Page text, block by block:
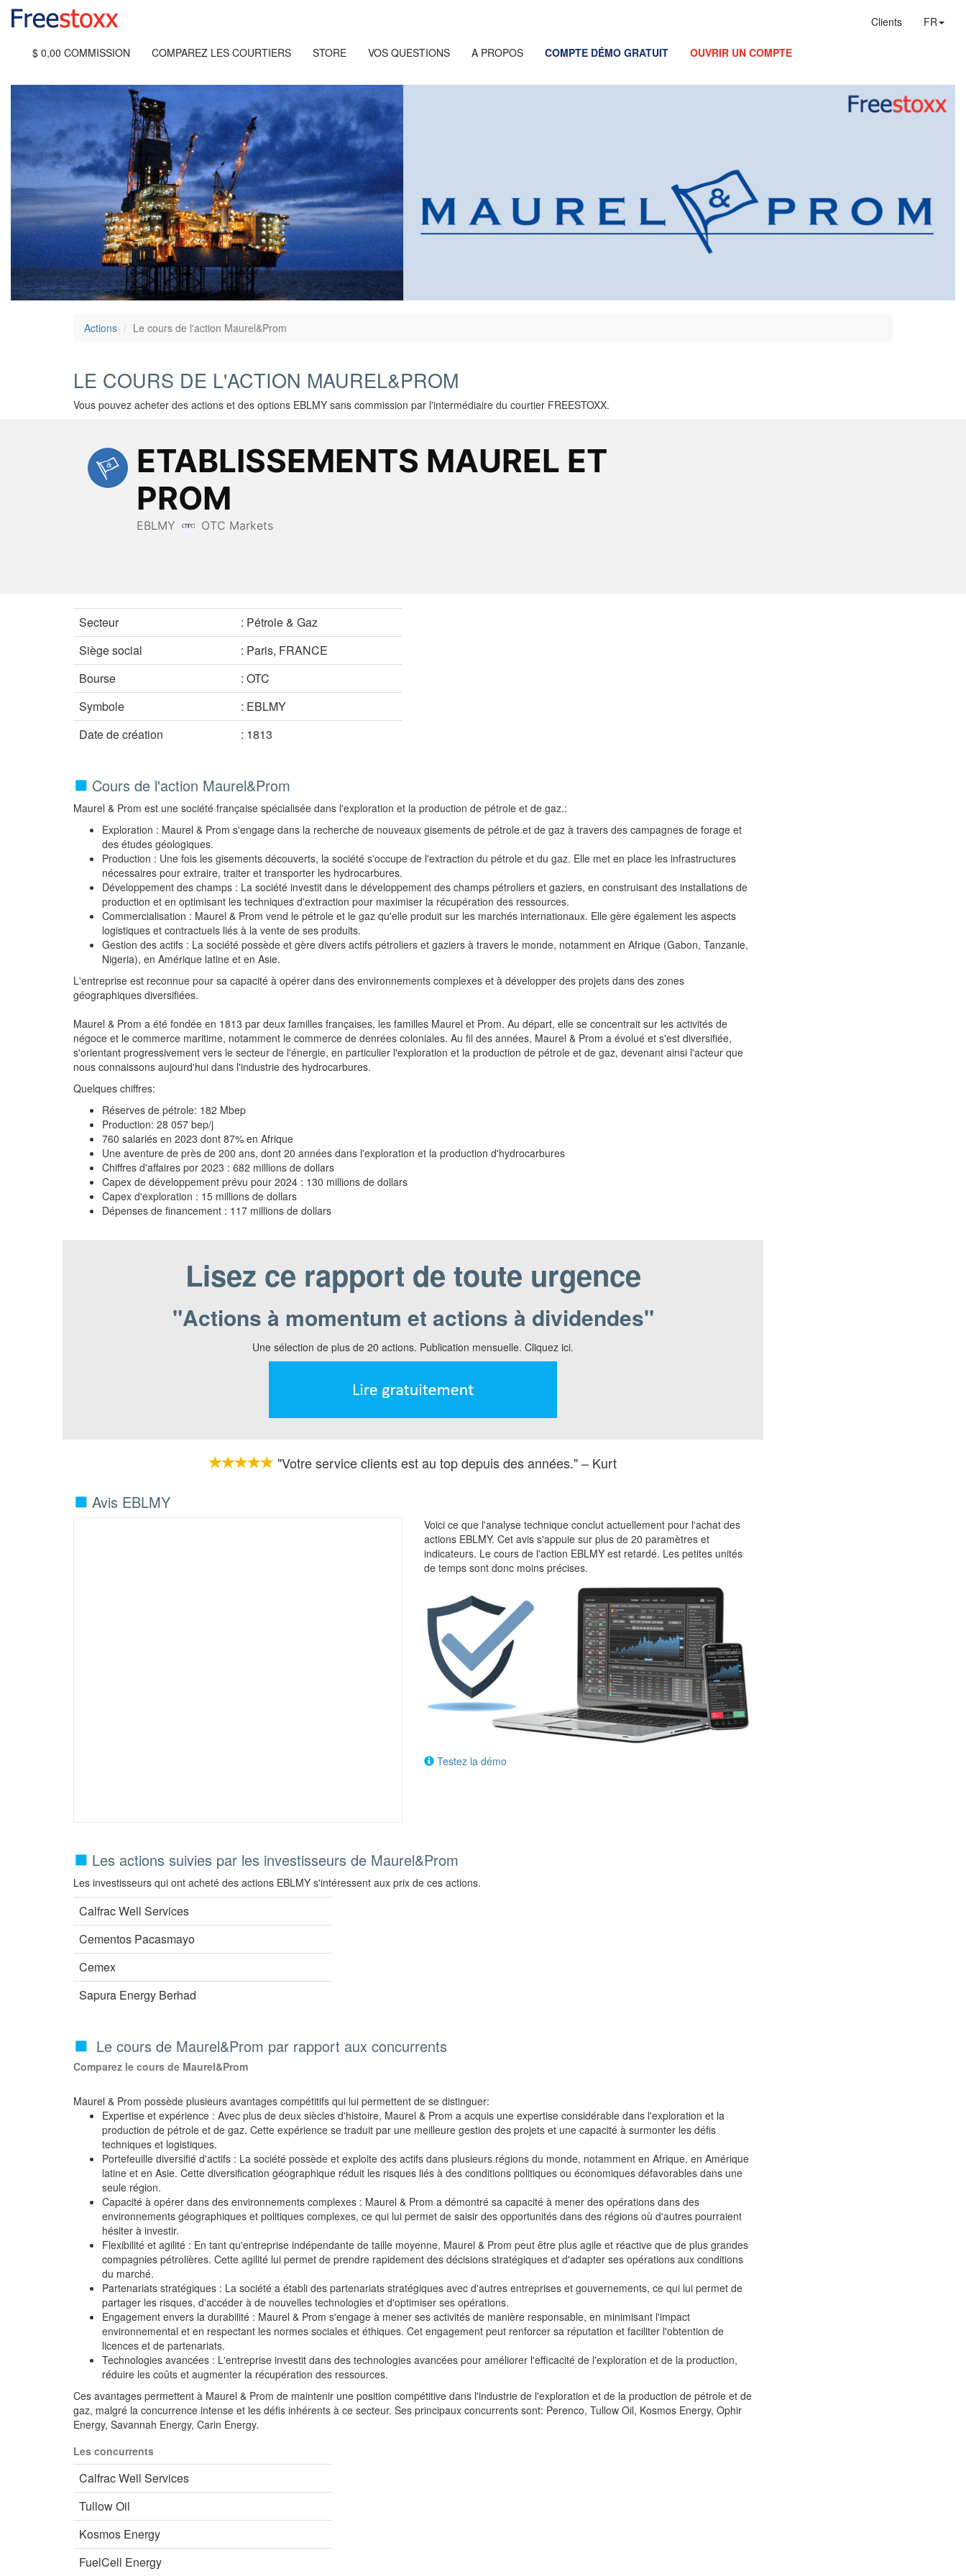
Clients FR
$ 0,00 COMMISSION COMPAREZ LES COURTIERS STORE VOS QUESTIONS A PROPOS COMPTE DÉMO GRATUIT OUVRIR UN COMPTE
Actions Le cours de l'action Maurel&Prom
LE COURS DE L'ACTION MAUREL&PROM
Vous pouvez acheter des actions et des options EBLMY sans commission par l'intermédiaire du courtier FREESTOXX.
Secteur
: Pétrole & Gaz
Siège social
: Paris, FRANCE
Bourse
: OTC
Symbole
: EBLMY
Date de création
: 1813
Cours de l'action Maurel&Prom
Maurel & Prom est une société française spécialisée dans l'exploration et la production de pétrole et de gaz.:
Exploration : Maurel & Prom s'engage dans la recherche de nouveaux gisements de pétrole et de gaz à travers des campagnes de forage et
des études géologiques.
Production : Une fois les gisements découverts, la société s'occupe de l'extraction du pétrole et du gaz. Elle met en place les infrastructures
nécessaires pour extraire, traiter et transporter les hydrocarbures.
Développement des champs : La société investit dans le développement des champs pétroliers et gaziers, en construisant des installations de
production et en optimisant les techniques d'extraction pour maximiser la récupération des ressources.
Commercialisation : Maurel & Prom vend le pétrole et le gaz qu'elle produit sur les marchés internationaux. Elle gère également les aspects
logistiques et contractuels liés à la vente de ses produits.
Gestion des actifs : La société possède et gère divers actifs pétroliers et gaziers à travers le monde, notamment en Afrique (Gabon, Tanzanie,
Nigeria), en Amérique latine et en Asie.
L'entreprise est reconnue pour sa capacité à opérer dans des environnements complexes et à développer des projets dans des zones
géographiques diversifiées.
Maurel & Prom a été fondée en 1813 par deux familles françaises, les familles Maurel et Prom. Au départ, elle se concentrait sur les activités de
négoce et le commerce maritime, notamment le commerce de denrées coloniales. Au fil des années, Maurel & Prom a évolué et s'est diversifiée,
s'orientant progressivement vers le secteur de l'énergie, en particulier l'exploration et la production de pétrole et de gaz, devenant ainsi l'acteur que
nous connaissons aujourd'hui dans l'industrie des hydrocarbures.
Quelques chiffres:
Réserves de pétrole: 182 Mbep
Production: 28 057 bep/j
760 salariés en 2023 dont 87% en Afrique
Une aventure de près de 200 ans, dont 20 années dans l'exploration et la production d'hydrocarbures
Chiffres d'affaires por 2023 : 682 millions de dollars
Capex de développement prévu pour 2024 : 130 millions de dollars
Capex d'exploration : 15 millions de dollars
Dépenses de financement : 117 millions de dollars
Lisez ce rapport de toute urgence
"Actions à momentum et actions à dividendes"
Une sélection de plus de 20 actions. Publication mensuelle. Cliquez ici.
"Votre service clients est au top depuis des années." – Kurt
Avis EBLMY
Voici ce que l'analyse technique conclut actuellement pour l'achat des
actions EBLMY. Cet avis s'appuie sur plus de 20 paramètres et
indicateurs. Le cours de l'action EBLMY est retardé. Les petites unités
de temps sont donc moins précises.
Testez la démo
Les actions suivies par les investisseurs de Maurel&Prom
Les investisseurs qui ont acheté des actions EBLMY s'intéressent aux prix de ces actions.
Calfrac Well Services
Cementos Pacasmayo
Cemex
Sapura Energy Berhad
Le cours de Maurel&Prom par rapport aux concurrents
Comparez le cours de Maurel&Prom
Maurel & Prom possède plusieurs avantages compétitifs qui lui permettent de se distinguer:
Expertise et expérience : Avec plus de deux siècles d'histoire, Maurel & Prom a acquis une expertise considérable dans l'exploration et la
production de pétrole et de gaz. Cette expérience se traduit par une meilleure gestion des projets et une capacité à surmonter les défis
techniques et logistiques.
Portefeuille diversifié d'actifs : La société possède et exploite des actifs dans plusieurs régions du monde, notamment en Afrique, en Amérique
latine et en Asie. Cette diversification géographique réduit les risques liés à des conditions politiques ou économiques défavorables dans une
seule région.
Capacité à opérer dans des environnements complexes : Maurel & Prom a démontré sa capacité à mener des opérations dans des
environnements géographiques et politiques complexes, ce qui lui permet de saisir des opportunités dans des régions où d'autres pourraient
hésiter à investir.
Flexibilité et agilité : En tant qu'entreprise indépendante de taille moyenne, Maurel & Prom peut être plus agile et réactive que de plus grandes
compagnies pétrolières. Cette agilité lui permet de prendre rapidement des décisions stratégiques et d'adapter ses opérations aux conditions
du marché.
Partenariats stratégiques : La société a établi des partenariats stratégiques avec d'autres entreprises et gouvernements, ce qui lui permet de
partager les risques, d'accéder à de nouvelles technologies et d'optimiser ses opérations.
Engagement envers la durabilité : Maurel & Prom s'engage à mener ses activités de manière responsable, en minimisant l'impact
environnemental et en respectant les normes sociales et éthiques. Cet engagement peut renforcer sa réputation et faciliter l'obtention de
licences et de partenariats.
Technologies avancées : L'entreprise investit dans des technologies avancées pour améliorer l'efficacité de l'exploration et de la production,
réduire les coûts et augmenter la récupération des ressources.
Ces avantages permettent à Maurel & Prom de maintenir une position compétitive dans l'industrie de l'exploration et de la production de pétrole et de
gaz, malgré la concurrence intense et les défis inhérents à ce secteur. Ses principaux concurrents sont: Perenco, Tullow Oil, Kosmos Energy, Ophir
Energy, Savannah Energy, Carin Energy.
Les concurrents
Calfrac Well Services
Tullow Oil
Kosmos Energy
FuelCell Energy